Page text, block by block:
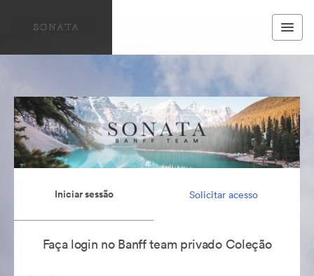
Iniciar sessão Solicitar acesso
Faça login no Banff team privado Coleção